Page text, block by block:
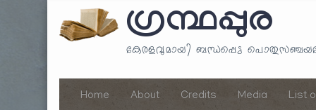
ഗ്രന്ഥപ്പുര
കേരളവുമായി ബന്ധപ്പെട്ട
Home About Credits Media List